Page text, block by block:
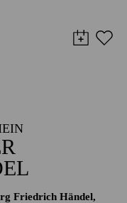
Friedrich Händel,